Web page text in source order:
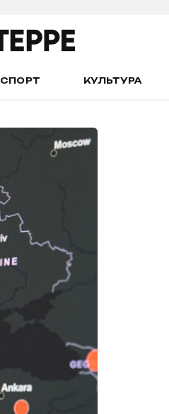
СПОРТ КУЛЬТУРА